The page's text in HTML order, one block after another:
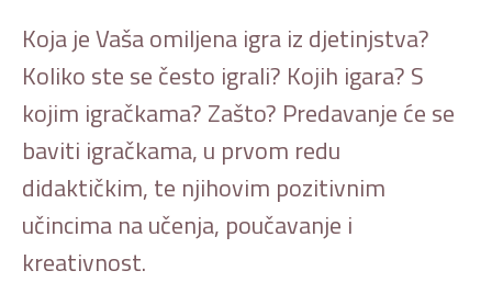
Koja je Vaša omiljena igra iz djetinjstva?
Koliko ste se često igrali? Kojih igara? S
kojim igračkama? Zašto? Predavanje će se
baviti igračkama, u prvom redu
didaktičkim, te njihovim pozitivnim
učincima na učenja, poučavanje i
kreativnost.